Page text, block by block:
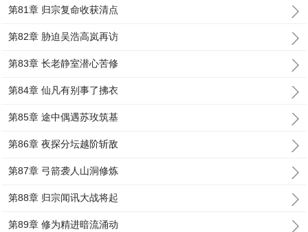
第81章 归宗复命收获清点
第82章 胁迫吴浩高岚再访
第83章 长老静室潜心苦修
第84章 仙凡有别事了拂衣
第85章 途中偶遇苏玫筑基
第86章 夜探分坛越阶斩敌
第87章 弓箭袭人山洞修炼
第88章 归宗闻讯大战将起
第89章 修为精进暗流涌动